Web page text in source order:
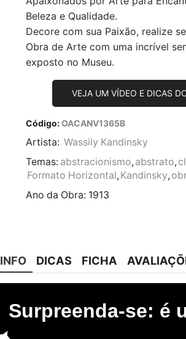
Beleza e Qualidade.
Decore com sua Paixão, realize
Obra de Arte com uma incrível
exposto no Museu.
VEJA UM VÍDEO E DICAS
Código:OACANV1365B
Artista: Wassily Kandinsky
Temas: abstracionismo, abstrato,
Formato Horizontal, Kandinsky,
Ano da Obra: 1913
INFO DICAS FICHA
Surpreenda-se: é